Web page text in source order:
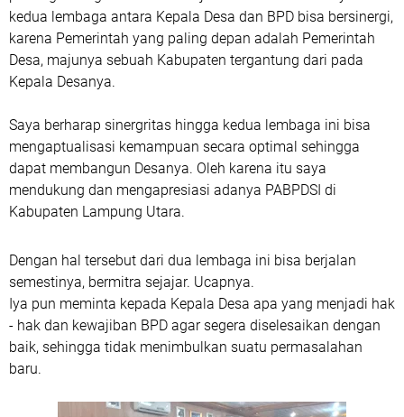
kedua lembaga antara Kepala Desa dan BPD bisa bersinergi,
karena Pemerintah yang paling depan adalah Pemerintah
Desa, majunya sebuah Kabupaten tergantung dari pada
Kepala Desanya.
Saya berharap sinergritas hingga kedua lembaga ini bisa
mengaptualisasi kemampuan secara optimal sehingga
dapat membangun Desanya. Oleh karena itu saya
mendukung dan mengapresiasi adanya PABPDSI di
Kabupaten Lampung Utara.
Dengan hal tersebut dari dua lembaga ini bisa berjalan
semestinya, bermitra sejajar. Ucapnya.
Iya pun meminta kepada Kepala Desa apa yang menjadi hak
- hak dan kewajiban BPD agar segera diselesaikan dengan
baik, sehingga tidak menimbulkan suatu permasalahan
baru.